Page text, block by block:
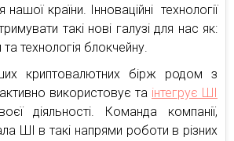
країни. Інноваційні технології
такі нові галузі для нас як:
технологія блокчейну.
криптовалютних бірж родом з
використовує та інтегрує ШІ
діяльності. Команда компанії,
ШІ в такі напрями роботи в різних